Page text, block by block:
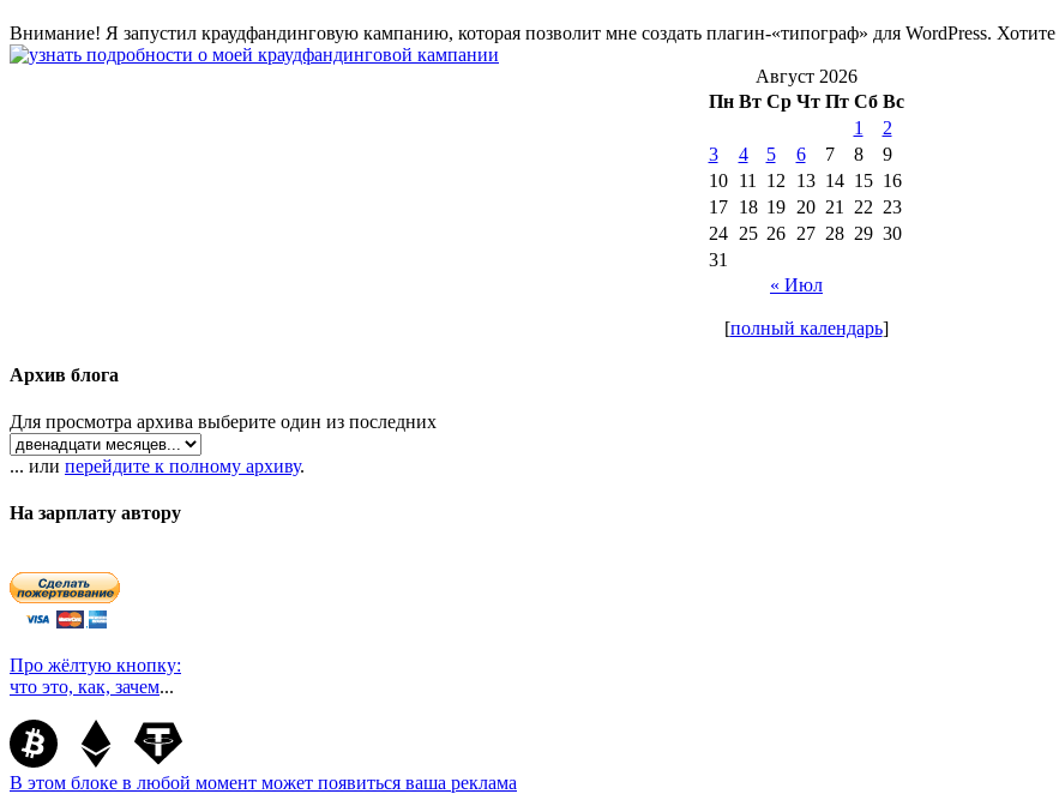
Внимание! Я запустил краудфандинговую кампанию, которая позволит мне создать плагин-«типограф» для WordPress. Хотите
Август 2026
Пн Вт Ср Чт Пт Сб Вс
1
2
3
4 5 6 7 8
9
10
11 12 13 14 15 16
17
18 19 20 21 22 23
24
25 26 27 28 29 30
31
« Июл
[полный календарь]
Архив блога
Для просмотра архива выберите один из последних
... или перейдите к полному архиву.
На зарплату автору
Про жёлтую кнопку:
что это, как, зачем...
В этом блоке в любой момент может появиться ваша реклама